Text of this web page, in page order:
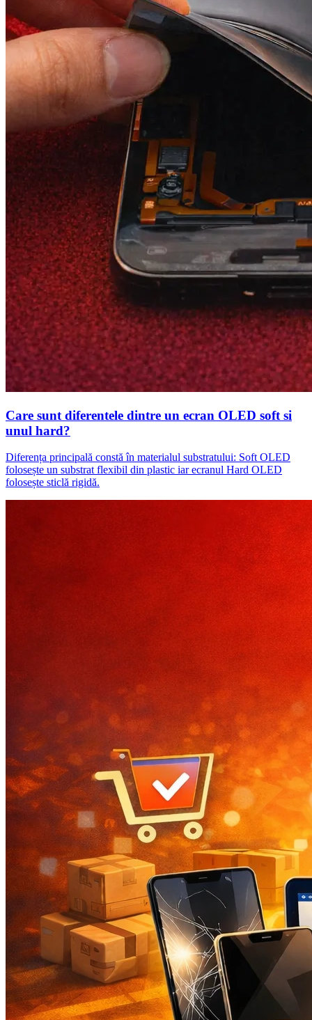
Care sunt diferentele dintre un ecran OLED soft si
unul hard?
Diferența principală constă în materialul substratului: Soft OLED
folosește un substrat flexibil din plastic iar ecranul Hard OLED
folosește sticlă rigidă.